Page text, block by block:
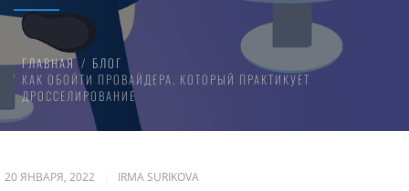
ГЛАВНАЯ
БЛОГ
КАК ОБОЙТИ ПРОВАЙДЕРА, КОТОРЫЙ ПРАКТИКУЕТ
ДРОССЕЛИРОВАНИЕ
20 ЯНВАРЯ, 2022 IRMA SURIKOVA